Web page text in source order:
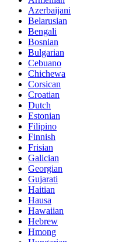
Azerbaijani
Belarusian
Bengali
Bosnian
Bulgarian
Cebuano
Chichewa
Corsican
Croatian
Dutch
Estonian
Filipino
Finnish
Frisian
Galician
Georgian
Gujarati
Haitian
Hausa
Hawaiian
Hebrew
Hmong